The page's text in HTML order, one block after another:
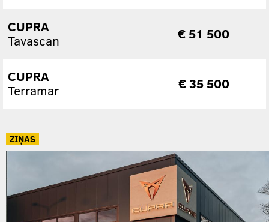
CUPRA
Tavascan
€ 51 500
CUPRA
Terramar
€ 35 500
ZIŅAS